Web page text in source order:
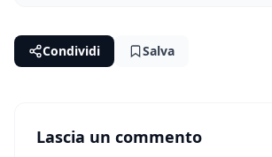
Condividi Salva
Lascia un commento